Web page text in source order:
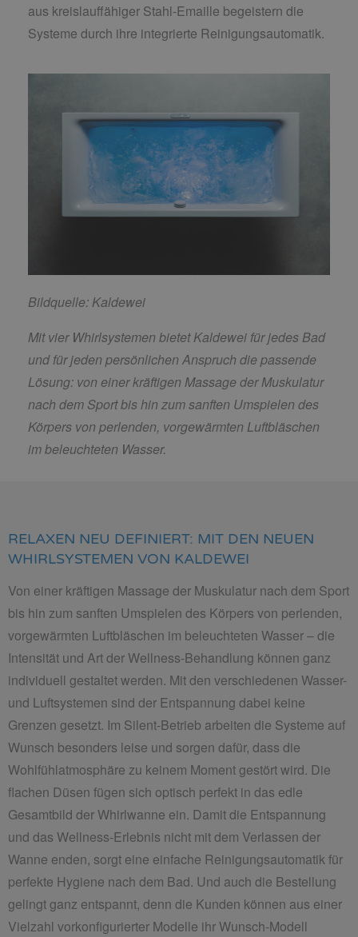
aus kreislauffähiger Stahl-Emaille begeistern die
Systeme durch ihre integrierte Reinigungsautomatik.
Bildquelle: Kaldewei
Mit vier Whirlsystemen bietet Kaldewei für jedes Bad
und für jeden persönlichen Anspruch die passende
Lösung: von einer kräftigen Massage der Muskulatur
nach dem Sport bis hin zum sanften Umspielen des
Körpers von perlenden, vorgewärmten Luftbläschen
im beleuchteten Wasser.
RELAXEN NEU DEFINIERT: MIT DEN NEUEN
WHIRLSYSTEMEN VON KALDEWEI
Von einer kräftigen Massage der Muskulatur nach dem Sport
bis hin zum sanften Umspielen des Körpers von perlenden,
vorgewärmten Luftbläschen im beleuchteten Wasser – die
Intensität und Art der Wellness-Behandlung können ganz
individuell gestaltet werden. Mit den verschiedenen Wasser-
und Luftsystemen sind der Entspannung dabei keine
Grenzen gesetzt. Im Silent-Betrieb arbeiten die Systeme auf
Wunsch besonders leise und sorgen dafür, dass die
Wohlfühlatmosphäre zu keinem Moment gestört wird. Die
flachen Düsen fügen sich optisch perfekt in das edle
Gesamtbild der Whirlwanne ein. Damit die Entspannung
und das Wellness-Erlebnis nicht mit dem Verlassen der
Wanne enden, sorgt eine einfache Reinigungsautomatik für
perfekte Hygiene nach dem Bad. Und auch die Bestellung
gelingt ganz entspannt, denn die Kunden können aus einer
Vielzahl vorkonfigurierter Modelle ihr Wunsch-Modell